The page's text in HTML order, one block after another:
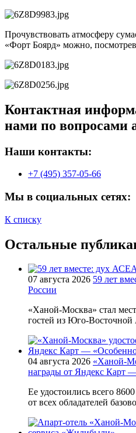
Прочувствовать атмосферу
«Форт Боярд» можно,
Контактная
нами по вопросами
Наши контакты:
+7 (495) 357-05-66
Мы в социальных сетях:
К списку
Остальные
07 августа 2026 59 лет
России
«Ханой-Москва» стал
гостей из Юго-Восточной
04 августа 2026 «Ханой-
награды от Яндекс Карт
Ее удостоились всего
от всех обладателей